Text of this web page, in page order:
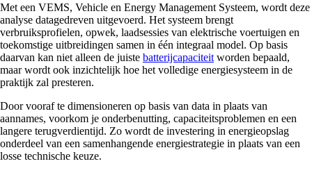
Met een VEMS, Vehicle en Energy Management Systeem, wordt deze
analyse datagedreven uitgevoerd. Het systeem brengt
verbruiksprofielen, opwek, laadsessies van elektrische voertuigen en
toekomstige uitbreidingen samen in één integraal model. Op basis
daarvan kan niet alleen de juiste batterijcapaciteit worden bepaald,
maar wordt ook inzichtelijk hoe het volledige energiesysteem in de
praktijk zal presteren.
Door vooraf te dimensioneren op basis van data in plaats van
aannames, voorkom je onderbenutting, capaciteitsproblemen en een
langere terugverdientijd. Zo wordt de investering in energieopslag
onderdeel van een samenhangende energie­strategie in plaats van een
losse technische keuze.